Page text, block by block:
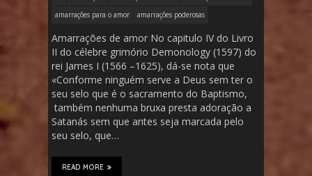
amarrações para o amor
amarrações poderosas
Amarrações de amor No capitulo IV do Livro
II do célebre grimório Demonology (1597) do
rei James I (1566 –1625), dá-se nota que
«Conforme ninguém serve a Deus sem ter o
seu selo que é o sacramento do Baptismo,
também nenhuma bruxa presta adoração a
Satanás sem que antes seja marcada pelo
seu selo, que…
READ MORE